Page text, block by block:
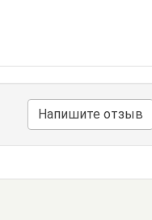
Напишите отзыв